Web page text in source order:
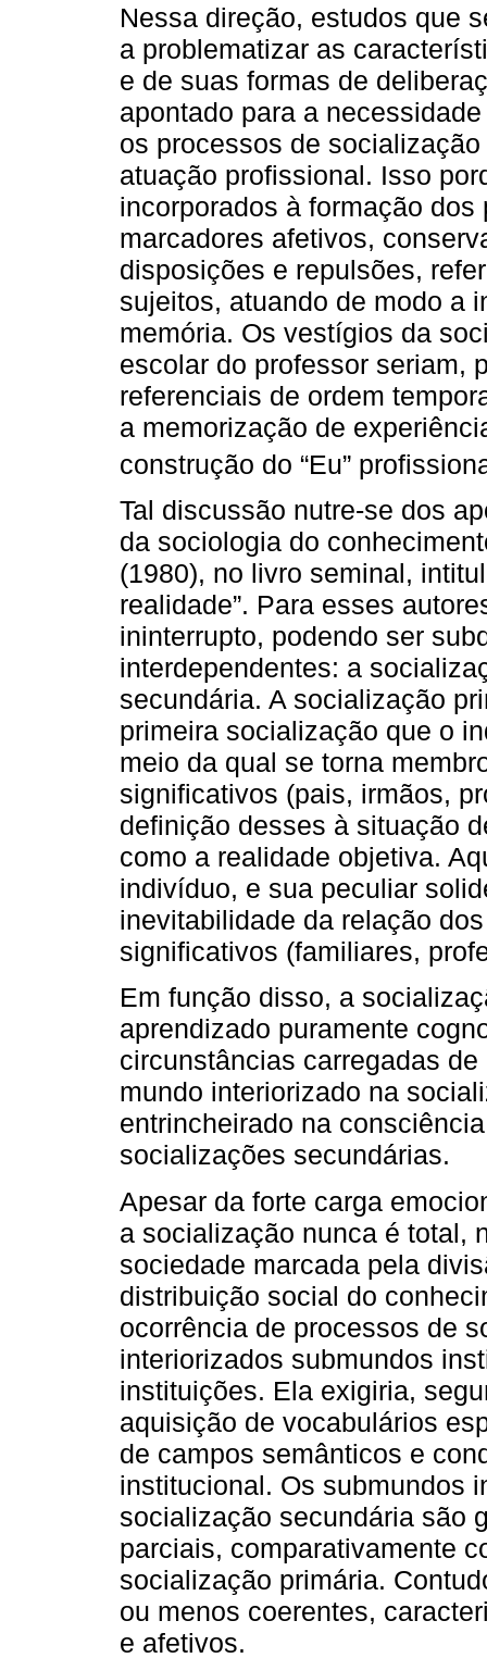
Nessa direção, estudos que
a problematizar as
e de suas formas de
apontado para a
os processos de
atuação profissional. Isso
incorporados à formação
marcadores afetivos,
disposições e repulsões,
sujeitos, atuando de modo a
memória. Os vestígios da
escolar do professor seriam,
referenciais de ordem
a memorização de
construção do “Eu”
Tal discussão nutre-se dos
da sociologia do
(1980), no livro seminal,
realidade”. Para esses
ininterrupto, podendo ser
interdependentes: a
secundária. A socialização
primeira socialização que o
meio da qual se torna
significativos (pais, irmãos,
definição desses à situação
como a realidade objetiva.
indivíduo, e sua peculiar
inevitabilidade da relação
significativos (familiares,
Em função disso, a
aprendizado puramente
circunstâncias carregadas
mundo interiorizado na
entrincheirado na
socializações secundárias.
Apesar da forte carga
a socialização nunca é total,
sociedade marcada pela
distribuição social do
ocorrência de processos de
interiorizados submundos
instituições. Ela exigiria,
aquisição de vocabulários
de campos semânticos e
institucional. Os submundos
socialização secundária são
parciais, comparativamente
socialização primária.
ou menos coerentes,
e afetivos.